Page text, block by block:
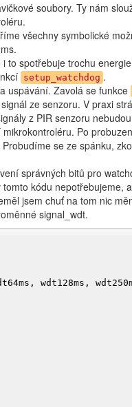
soubory. Ty nám
všechny symbolické
i to spotřebuje trochu
setup_watchdog .
uspávání. Zavolá se funkce
ze senzoru. V praxi
z PIR senzoru
Po
se ze spánku,
správných bitů pro
kódu nepotřebujeme,
jsem chuť na tom nic
signal_wdt.
wdt128ms,